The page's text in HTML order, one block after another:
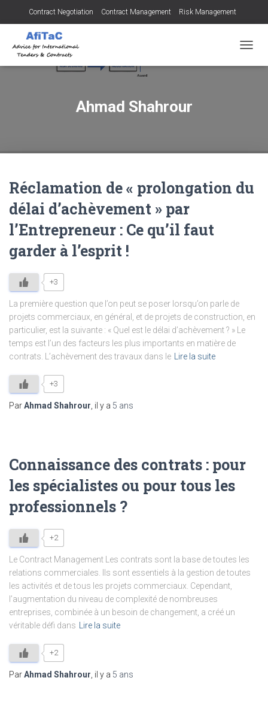
Contract Negotiation Contract Management Risk Management
Tendering for Contracts
Ahmad Shahrour
Réclamation de « prolongation du
délai d’achèvement » par
l’Entrepreneur : Ce qu’il faut
garder à l’esprit !
+3
La première question que l’on peut se poser lorsqu’on parle de
projets commerciaux, en général, et de projets de construction, en
particulier, est la suivante : « Quel est le délai d’achèvement ? » Le
temps est l’un des facteurs les plus importants en matière de
contrats. L’achèvement des travaux dans le
Lire la suite
+3
ParAhmad Shahrour , il y a 5 ans
Connaissance des contrats : pour
les spécialistes ou pour tous les
professionnels ?
+2
Le Contract Management Les contrats sont la base de toutes les
relations commerciales. Ils sont essentiels à la gestion de toutes
les activités et de tous les projets commerciaux. Cependant,
l’augmentation du niveau de complexité de nombreuses
entreprises, combinée à un besoin de changement, a créé un
véritable défi dans
Lire la suite
+2
ParAhmad Shahrour , il y a 5 ans